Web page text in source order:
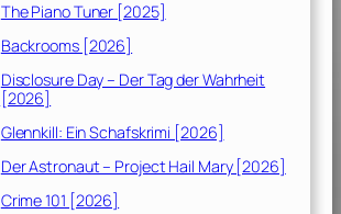
The Piano Tuner [2025]
Backrooms [2026]
Disclosure Day – Der Tag der Wahrheit
[2026]
Glennkill: Ein Schafskrimi [2026]
Der Astronaut – Project Hail Mary [2026]
Crime 101 [2026]